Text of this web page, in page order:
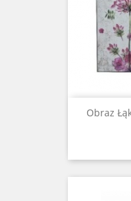
Obraz